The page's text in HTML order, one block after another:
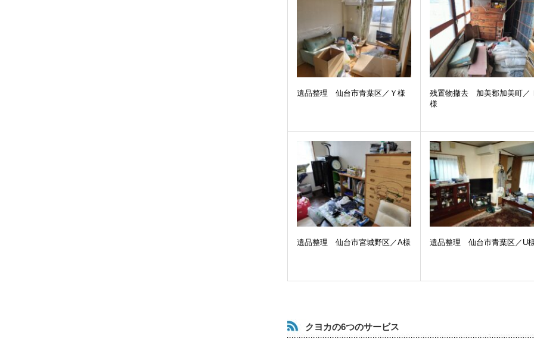
遺品整理 仙台市青葉区／Ｙ様
残置物撤去 加美郡加美町／
様
遺品整理 仙台市宮城野区／A様 遺品整理 仙台市青葉区／U
クヨカの6つのサービス